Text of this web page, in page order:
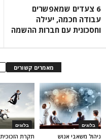
6 צעדים שמאפשרים
עבודה חכמה, יעילה
וחסכונית עם חברות ההשמה
מאמרים קשורים
בלוגים
תקרת הזכוכית
בלוגים
ניהול משאבי אנוש